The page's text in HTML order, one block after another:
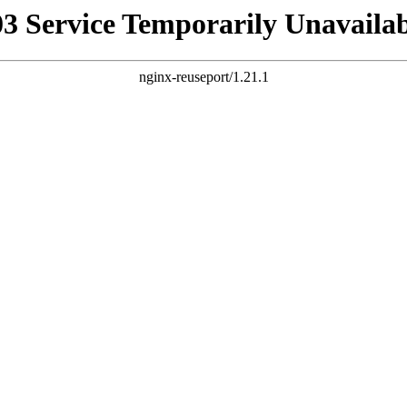
Service Temporarily
nginx-reuseport/1.21.1